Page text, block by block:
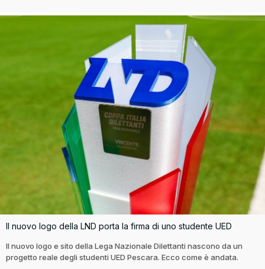
Il nuovo logo della LND porta la firma di uno studente UED
Il nuovo logo e sito della Lega Nazionale Dilettanti nascono da un
progetto reale degli studenti UED Pescara. Ecco come è andata.